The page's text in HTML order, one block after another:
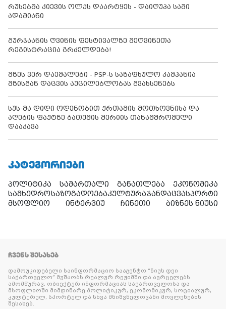
რუსებმა კიევის ოლქს დაარტყეს - დაიღუპა სამი
ადამიანი
გურჯაანის ღვინის ფესტივალზე მეღვინეთა
რეგისტრაცია გრძელდება!
მზეს ვერ დაემალები - PSP-ს საზაფხულო კამპანია
მზისგან დაცვის აუცილებლობას გვახსენებს
სუს-მა დიდი ოდენობით ქრთამის მოთხოვნისა და
აღების ფაქტზე ბათუმის მერიის თანამშრომელი
დააკავა
ᲙᲐᲢᲔᲒᲝᲠᲘᲔᲑᲘ
პოლიტიკა სამართალი განათლება
ეკონომიკა
სამხედროსაზოგადოებაკულტურაჯანდაცვასპორტი
მსოფლიო
ინტერვიუ ჩინეთი ბიზნეს ნიუსი
ᲩᲕᲔᲜᲡ ᲨᲔᲡᲐᲮᲔᲑ
დამოუკიდებელი საინფორმაციო სააგენტო “ნიუს დეი
საქართველო” მუშაობს რეალურ რეჟიმში და ავრცელებს
ამომწურავ, ობიექტურ ინფორმაციას საქართველოსა და
მსოფლიოში მიმდინარე პოლიტიკურ, ეკონომიკურ, სოციალურ,
კულტურულ, სპორტულ და სხვა მნიშვნელოვანი მოვლენების
შესახებ.